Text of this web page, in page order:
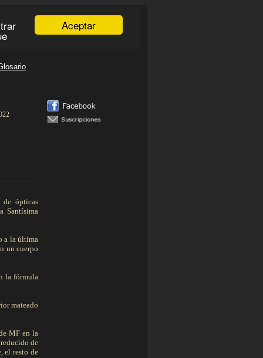
de ópticas
Santísima
a la última
un cuerpo
la fórmula
mateado
MF en la
de
el resto de